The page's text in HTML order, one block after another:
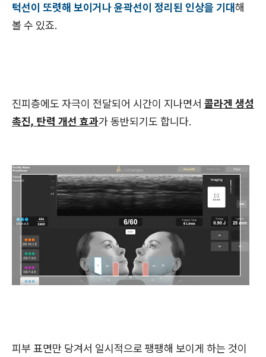
턱선이 또렷해 보이거나 윤곽선이 정리된 인상을 기대해
볼 수 있죠.
진피층에도 자극이 전달되어 시간이 지나면서 콜라겐 생성
촉진, 탄력 개선 효과가 동반되기도 합니다.
피부 표면만 당겨서 일시적으로 팽팽해 보이게 하는 것이